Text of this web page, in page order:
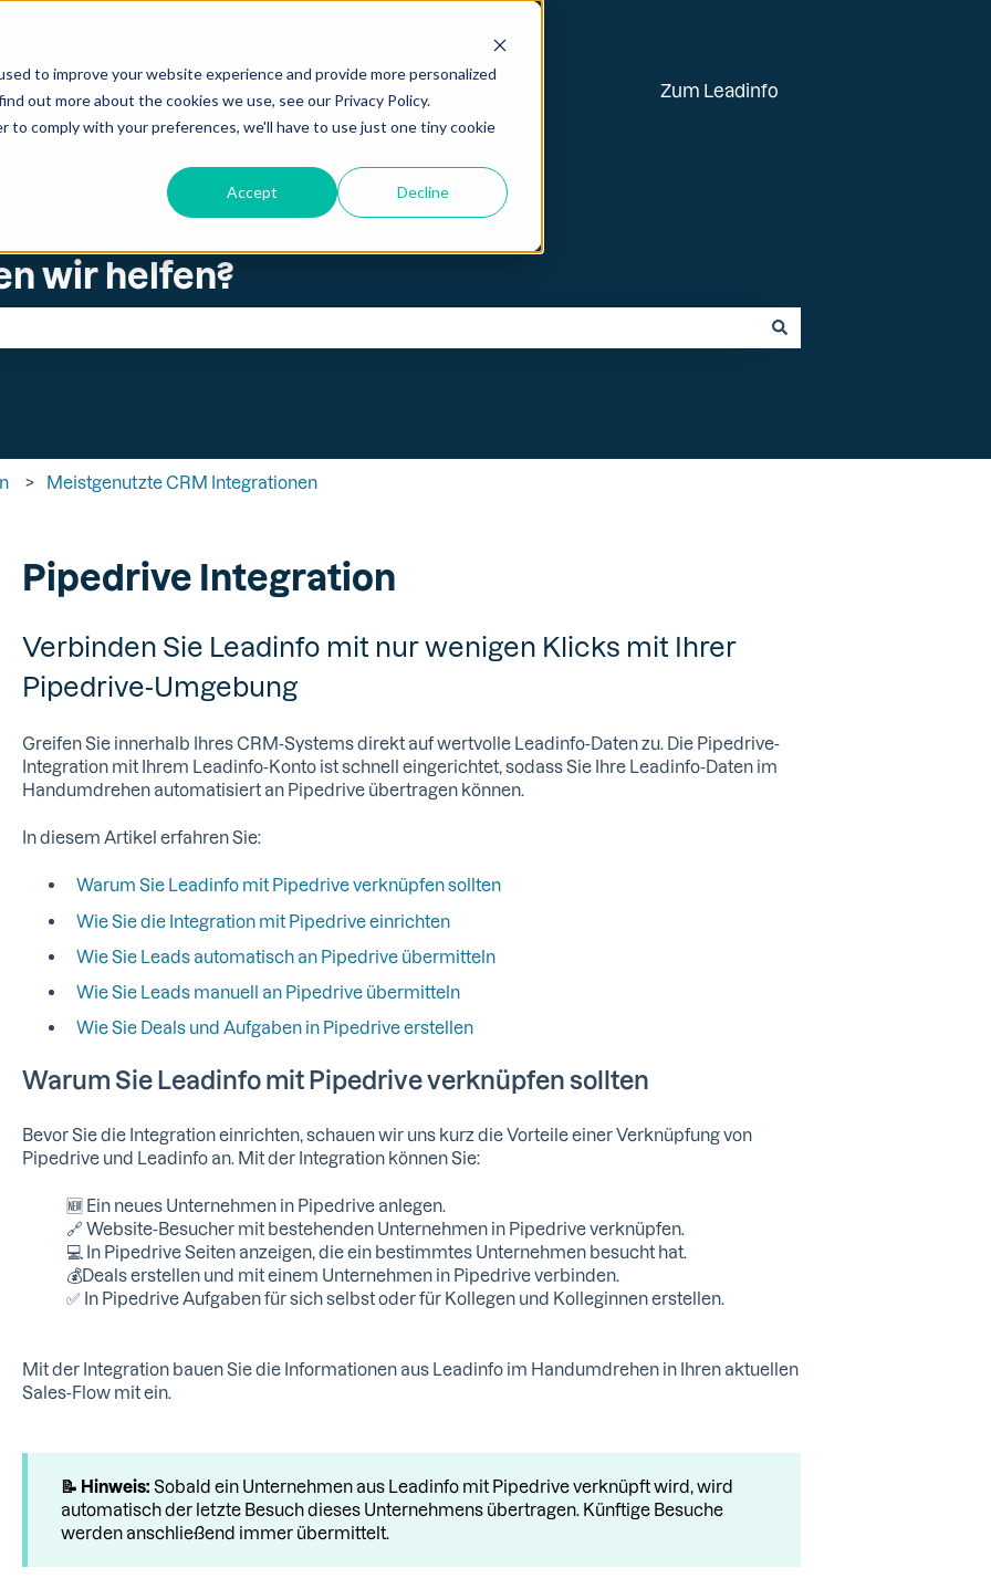
to improve your website experience and provide more personalized
out more about the cookies we use, see our Privacy Policy.
comply with your preferences, we'll have to use just one tiny cookie
Accept Decline
Zum Leadinfo
wir helfen?
Meistgenutzte CRM Integrationen
Pipedrive Integration
Verbinden Sie Leadinfo mit nur wenigen Klicks mit Ihrer
Pipedrive-Umgebung
Greifen Sie innerhalb Ihres CRM-Systems direkt auf wertvolle Leadinfo-Daten zu. Die Pipedrive-
Integration mit Ihrem Leadinfo-Konto ist schnell eingerichtet, sodass Sie Ihre Leadinfo-Daten im
Handumdrehen automatisiert an Pipedrive übertragen können.
In diesem Artikel erfahren Sie:
Warum Sie Leadinfo mit Pipedrive verknüpfen sollten
Wie Sie die Integration mit Pipedrive einrichten
Wie Sie Leads automatisch an Pipedrive übermitteln
Wie Sie Leads manuell an Pipedrive übermitteln
Wie Sie Deals und Aufgaben in Pipedrive erstellen
Warum Sie Leadinfo mit Pipedrive verknüpfen sollten
Bevor Sie die Integration einrichten, schauen wir uns kurz die Vorteile einer Verknüpfung von
Pipedrive und Leadinfo an. Mit der Integration können Sie:
🆕 Ein neues Unternehmen in Pipedrive anlegen.
🔗 Website-Besucher mit bestehenden Unternehmen in Pipedrive verknüpfen.
💻 In Pipedrive Seiten anzeigen, die ein bestimmtes Unternehmen besucht hat.
💰Deals erstellen und mit einem Unternehmen in Pipedrive verbinden.
✅ In Pipedrive Aufgaben für sich selbst oder für Kollegen und Kolleginnen erstellen.
Mit der Integration bauen Sie die Informationen aus Leadinfo im Handumdrehen in Ihren aktuellen
Sales-Flow mit ein.
📝 Hinweis: Sobald ein Unternehmen aus Leadinfo mit Pipedrive verknüpft wird, wird
automatisch der letzte Besuch dieses Unternehmens übertragen. Künftige Besuche
werden anschließend immer übermittelt.